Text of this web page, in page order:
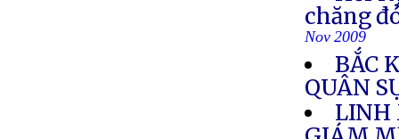
chăng
Nov 2009
BẮC
QUÂN
LINH